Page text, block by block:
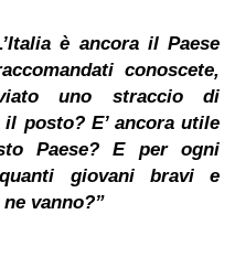
è ancora il Paese
conoscete,
uno straccio di
posto? E’ ancora utile
Paese? E per ogni
giovani bravi e
vanno?”